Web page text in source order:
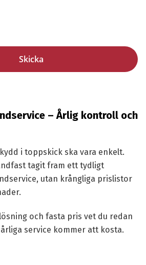
– Årlig kontroll och
i toppskick ska vara enkelt.
tagit fram ett tydligt
utan krångliga prislistor
och fasta pris vet du redan
service kommer att kosta.